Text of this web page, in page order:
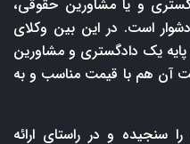
و یا مشاورین حقوقی،
است. در این بین وکلای
پایه یک دادگستری و مشاورین
آن هم با قیمت مناسب و به
سنجیده و در راستای ارائه